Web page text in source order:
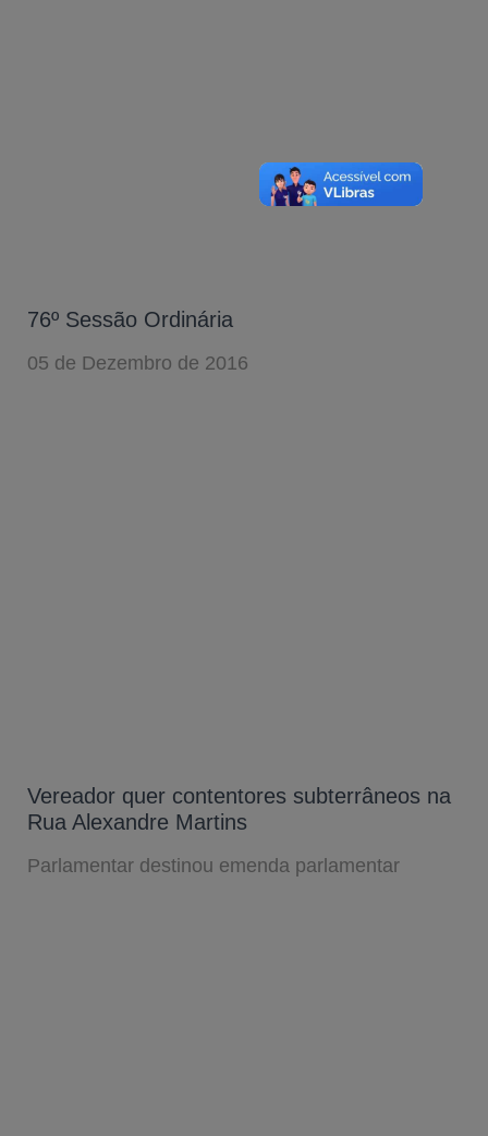
76º Sessão Ordinária
05 de Dezembro de 2016
Vereador quer contentores subterrâneos na
Rua Alexandre Martins
Parlamentar destinou emenda parlamentar